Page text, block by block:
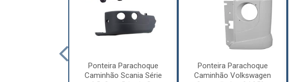
Ponteira Parachoque
Caminhão Scania Série
Ponteira Parachoque
Caminhão Volkswagen